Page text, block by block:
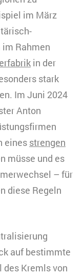
im März
Rahmen
in der
stark
Im Juni 2024
Anton
eines strengen
müsse und es
– für
diese Regeln
auf bestimmte
des Kremls von